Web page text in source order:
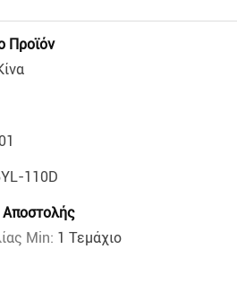
Προϊόν
110D
Min: 1 Τεμάχιο